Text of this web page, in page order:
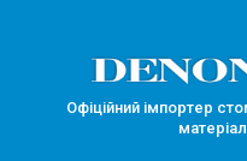
Офіційний імпортер